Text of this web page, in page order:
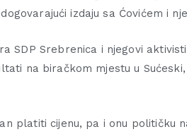
izdaju sa Ćovićem i
SDP Srebrenica i njegovi
na biračkom mjestu u
platiti cijenu, pa i onu političku